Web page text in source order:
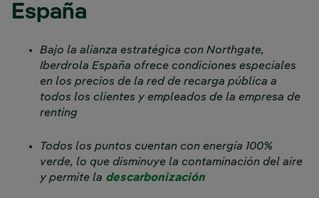
España
Bajo la alianza estratégica con Northgate,
Iberdrola España ofrece condiciones especiales
en los precios de la red de recarga pública a
todos los clientes y empleados de la empresa de
renting
Todos los puntos cuentan con energía 100%
verde, lo que disminuye la contaminación del aire
y permite la descarbonizaciónEnlace externo, se